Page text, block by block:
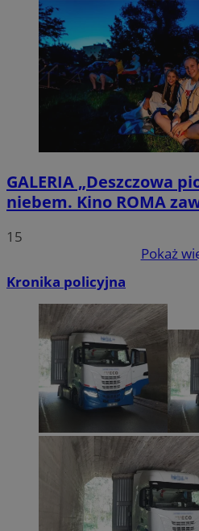
GALERIA „Deszczowa
niebem. Kino ROMA
15
Pokaż
Kronika policyjna